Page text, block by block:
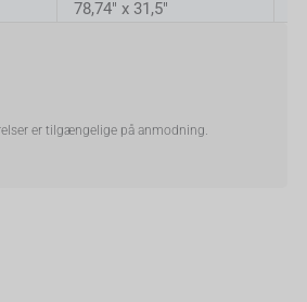
78,74" x 31,5"
er tilgængelige på anmodning.